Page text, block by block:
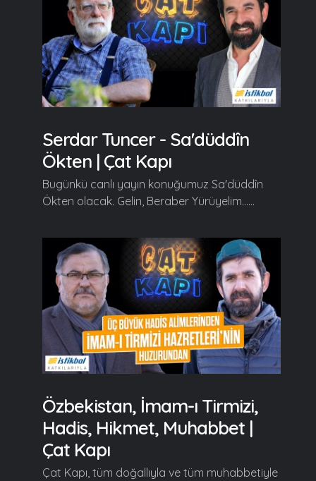
Serdar Tuncer - Sa'düddîn
Ökten | Çat Kapı
Bugünkü canlı yayın konuğumuz Sa'düddîn
Ökten olacak. Gelin, Beraber Yürüyelim......
Özbekistan, İmam-ı Tirmizi,
Hadis, Hikmet, Muhabbet |
Çat Kapı
Çat Kapı, tüm doğallıyla ve tüm muhabbetiyle